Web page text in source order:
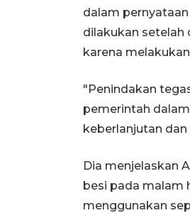
dalam
dilakukan setelah
karena
"Penindakan
pemerintah
keberlanjutan
Dia menjelaskan
besi pada malam
menggunakan